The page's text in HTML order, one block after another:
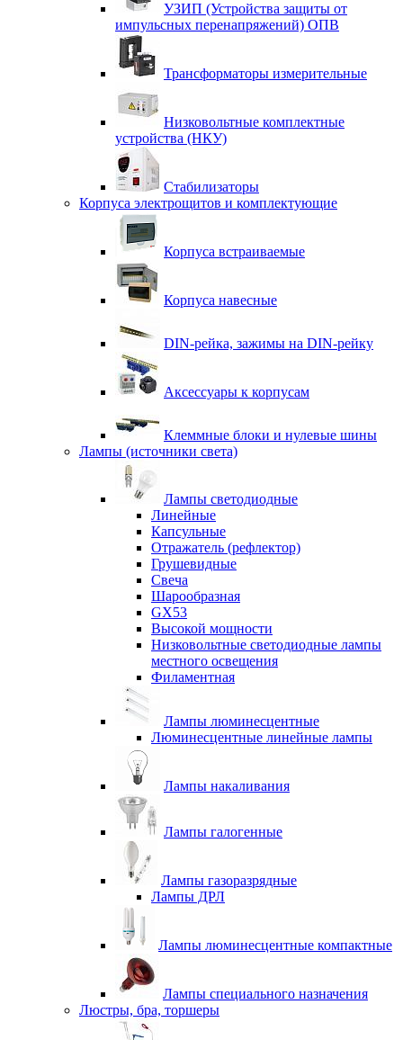
УЗИП (Устройства защиты от
импульсных перенапряжений) ОПВ
Трансформаторы измерительные
Низковольтные комплектные
устройства (НКУ)
Стабилизаторы
Корпуса электрощитов и комплектующие
Корпуса встраиваемые
Корпуса навесные
DIN-рейка, зажимы на DIN-рейку
Аксессуары к корпусам
Клеммные блоки и нулевые шины
Лампы (источники света)
Лампы светодиодные
Линейные
Капсульные
Отражатель (рефлектор)
Грушевидные
Свеча
Шарообразная
GX53
Высокой мощности
Низковольтные светодиодные лампы
местного освещения
Филаментная
Лампы люминесцентные
Люминесцентные линейные лампы
Лампы накаливания
Лампы галогенные
Лампы газоразрядные
Лампы ДРЛ
Лампы люминесцентные компактные
Лампы специального назначения
Люстры, бра, торшеры